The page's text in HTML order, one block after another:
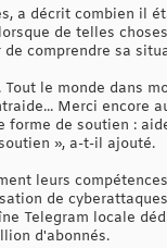
a décrit combien il
de telles
comprendre sa
le monde dans
Merci encore
de soutien :
», a-t-il ajouté.
leurs
de
Telegram locale
d'abonnés.